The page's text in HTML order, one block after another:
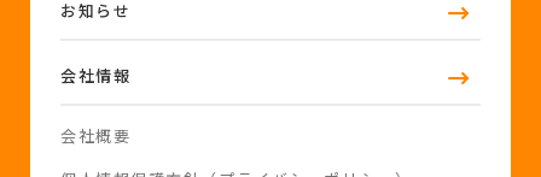
お知らせ
会社情報
会社概要